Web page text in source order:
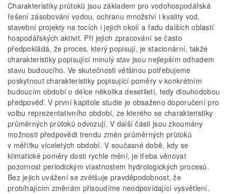
Charakteristiky průtoků jsou základem pro vodohospodářská
řešení zásobování vodou, ochranu množství i kvality vod,
stavební projekty na tocích i jejich okolí a řadu dalších oblastí
hospodářských aktivit. Při jejich zpracování se často
předpokládá, že proces, který popisují, je stacionární, takže
charakteristiky popisující minulý stav jsou nejlepším odhadem
stavu budoucího. Ve skutečnosti většinou potřebujeme
poskytnout charakteristiky popisující poměry v konkrétním
budoucím období o délce několika desetiletí, tedy dlouhodobou
předpověď. V první kapitole studie je obsaženo doporučení pro
volbu reprezentativního období, ze kterého se charakteristiky
průměrných průtoků odvozují. V další části jsou zkoumány
možnosti předpovědi trendu změn průměrných průtoků
v měřítku víceletých období. V současné době, kdy se
klimatické poměry dosti rychle mění, je třeba věnovat
pozornost periodickým vlastnostem hydrologických procesů.
Bez jejich uvážení se zvětšuje pravděpodobnost, že
probíhajícím změnám přisoudíme neodpovídající vysvětlení.